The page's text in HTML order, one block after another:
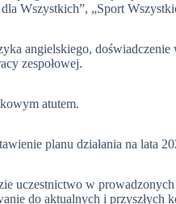
Wszystkich”, „Sport
angielskiego, doświadczenie
zespołowej.
atutem.
planu działania na lata
uczestnictwo w
do aktualnych i przyszłych